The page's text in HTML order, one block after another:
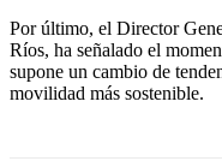
Por último, el Director
Ríos, ha señalado el
supone un cambio de
movilidad más sostenible.